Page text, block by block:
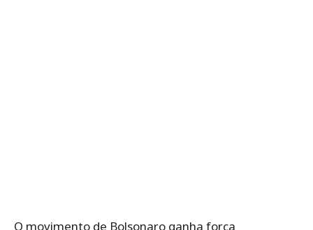
O movimento de Bolsonaro ganha força